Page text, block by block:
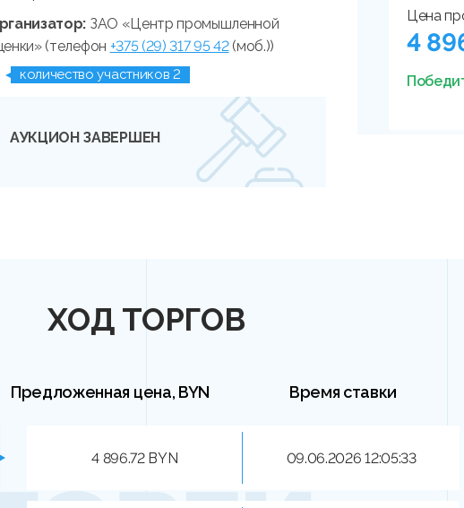
ЗАО «Центр промышленной
(телефон +375 (29) 317 95 42(моб.))
количество участников 2
АУКЦИОН ЗАВЕРШЕН
Цена
4
ХОД ТОРГОВ
Предложенная цена, BYN Время ставки
4 896.72 BYN 09.06.2026 12:05:33